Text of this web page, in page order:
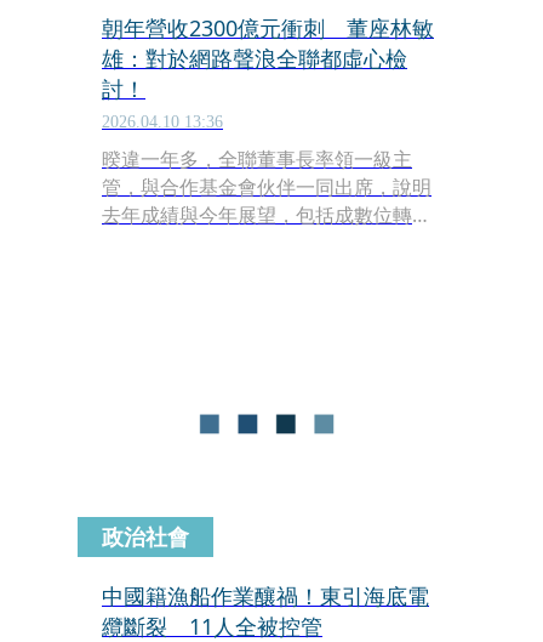
朝年營收2300億元衝刺 董座林敏
雄：對於網路聲浪全聯都虛心檢
討！
2026.04.10 13:36
暌違一年多，全聯董事長率領一級主
管，與合作基金會伙伴一同出席，說明
去年成績與今年展望，包括成數位轉
政治社會
中國籍漁船作業釀禍！東引海底電
纜斷裂 11人全被控管